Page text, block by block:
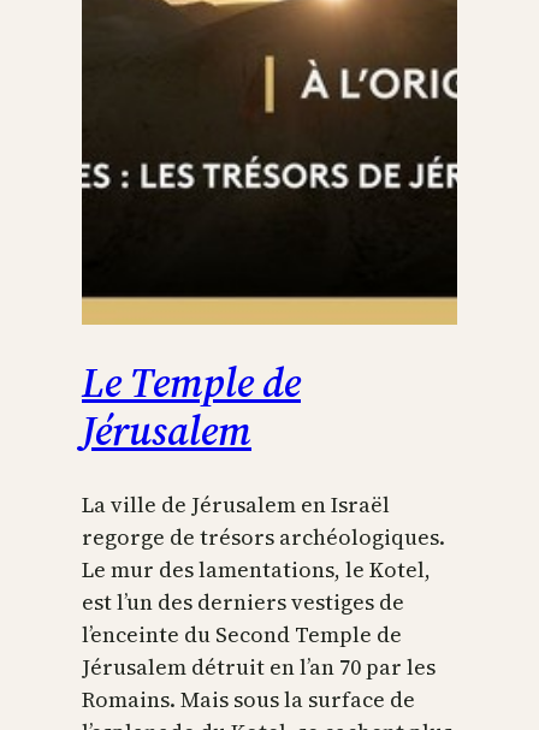
Le Temple de
Jérusalem
La ville de Jérusalem en Israël
regorge de trésors archéologiques.
Le mur des lamentations, le Kotel,
est l’un des derniers vestiges de
l’enceinte du Second Temple de
Jérusalem détruit en l’an 70 par les
Romains. Mais sous la surface de